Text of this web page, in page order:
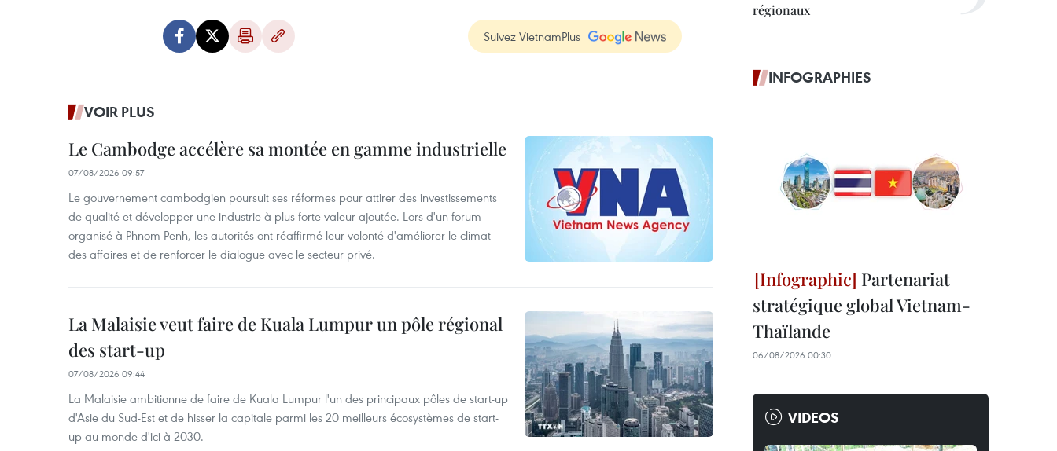
Suivez VietnamPlus
VOIR PLUS
Le Cambodge accélère sa montée en gamme industrielle
07/08/2026 09:57
Le gouvernement cambodgien poursuit ses réformes pour attirer des investissements
de qualité et développer une industrie à plus forte valeur ajoutée. Lors d'un forum
organisé à Phnom Penh, les autorités ont réaffirmé leur volonté d'améliorer le climat
des affaires et de renforcer le dialogue avec le secteur privé.
La Malaisie veut faire de Kuala Lumpur un pôle régional
des start-up
07/08/2026 09:44
La Malaisie ambitionne de faire de Kuala Lumpur l'un des principaux pôles de start-up
d'Asie du Sud-Est et de hisser la capitale parmi les 20 meilleurs écosystèmes de start-
up au monde d'ici à 2030.
régionaux
INFOGRAPHIES
Partenariat
stratégique global Vietnam-
Thaïlande
06/08/2026 00:30
VIDEOS